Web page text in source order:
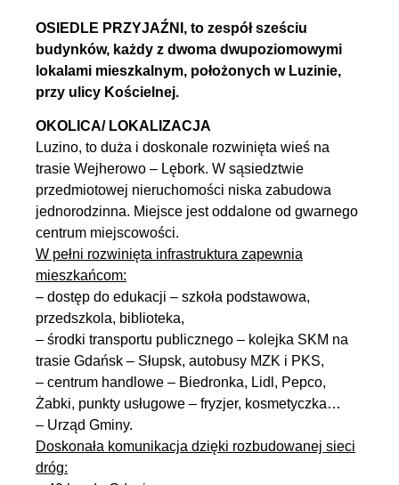
OSIEDLE PRZYJAŹNI, to zespół sześciu
budynków, każdy z dwoma dwupoziomowymi
lokalami mieszkalnym, położonych w Luzinie,
przy ulicy Kościelnej.
OKOLICA/ LOKALIZACJA
Luzino, to duża i doskonale rozwinięta wieś na
trasie Wejherowo – Lębork. W sąsiedztwie
przedmiotowej nieruchomości niska zabudowa
jednorodzinna. Miejsce jest oddalone od gwarnego
centrum miejscowości.
W pełni rozwinięta infrastruktura zapewnia
mieszkańcom:
– dostęp do edukacji – szkoła podstawowa,
przedszkola, biblioteka,
– środki transportu publicznego – kolejka SKM na
trasie Gdańsk – Słupsk, autobusy MZK i PKS,
– centrum handlowe – Biedronka, Lidl, Pepco,
Żabki, punkty usługowe – fryzjer, kosmetyczka…
– Urząd Gminy.
Doskonała komunikacja dzięki rozbudowanej sieci
dróg: